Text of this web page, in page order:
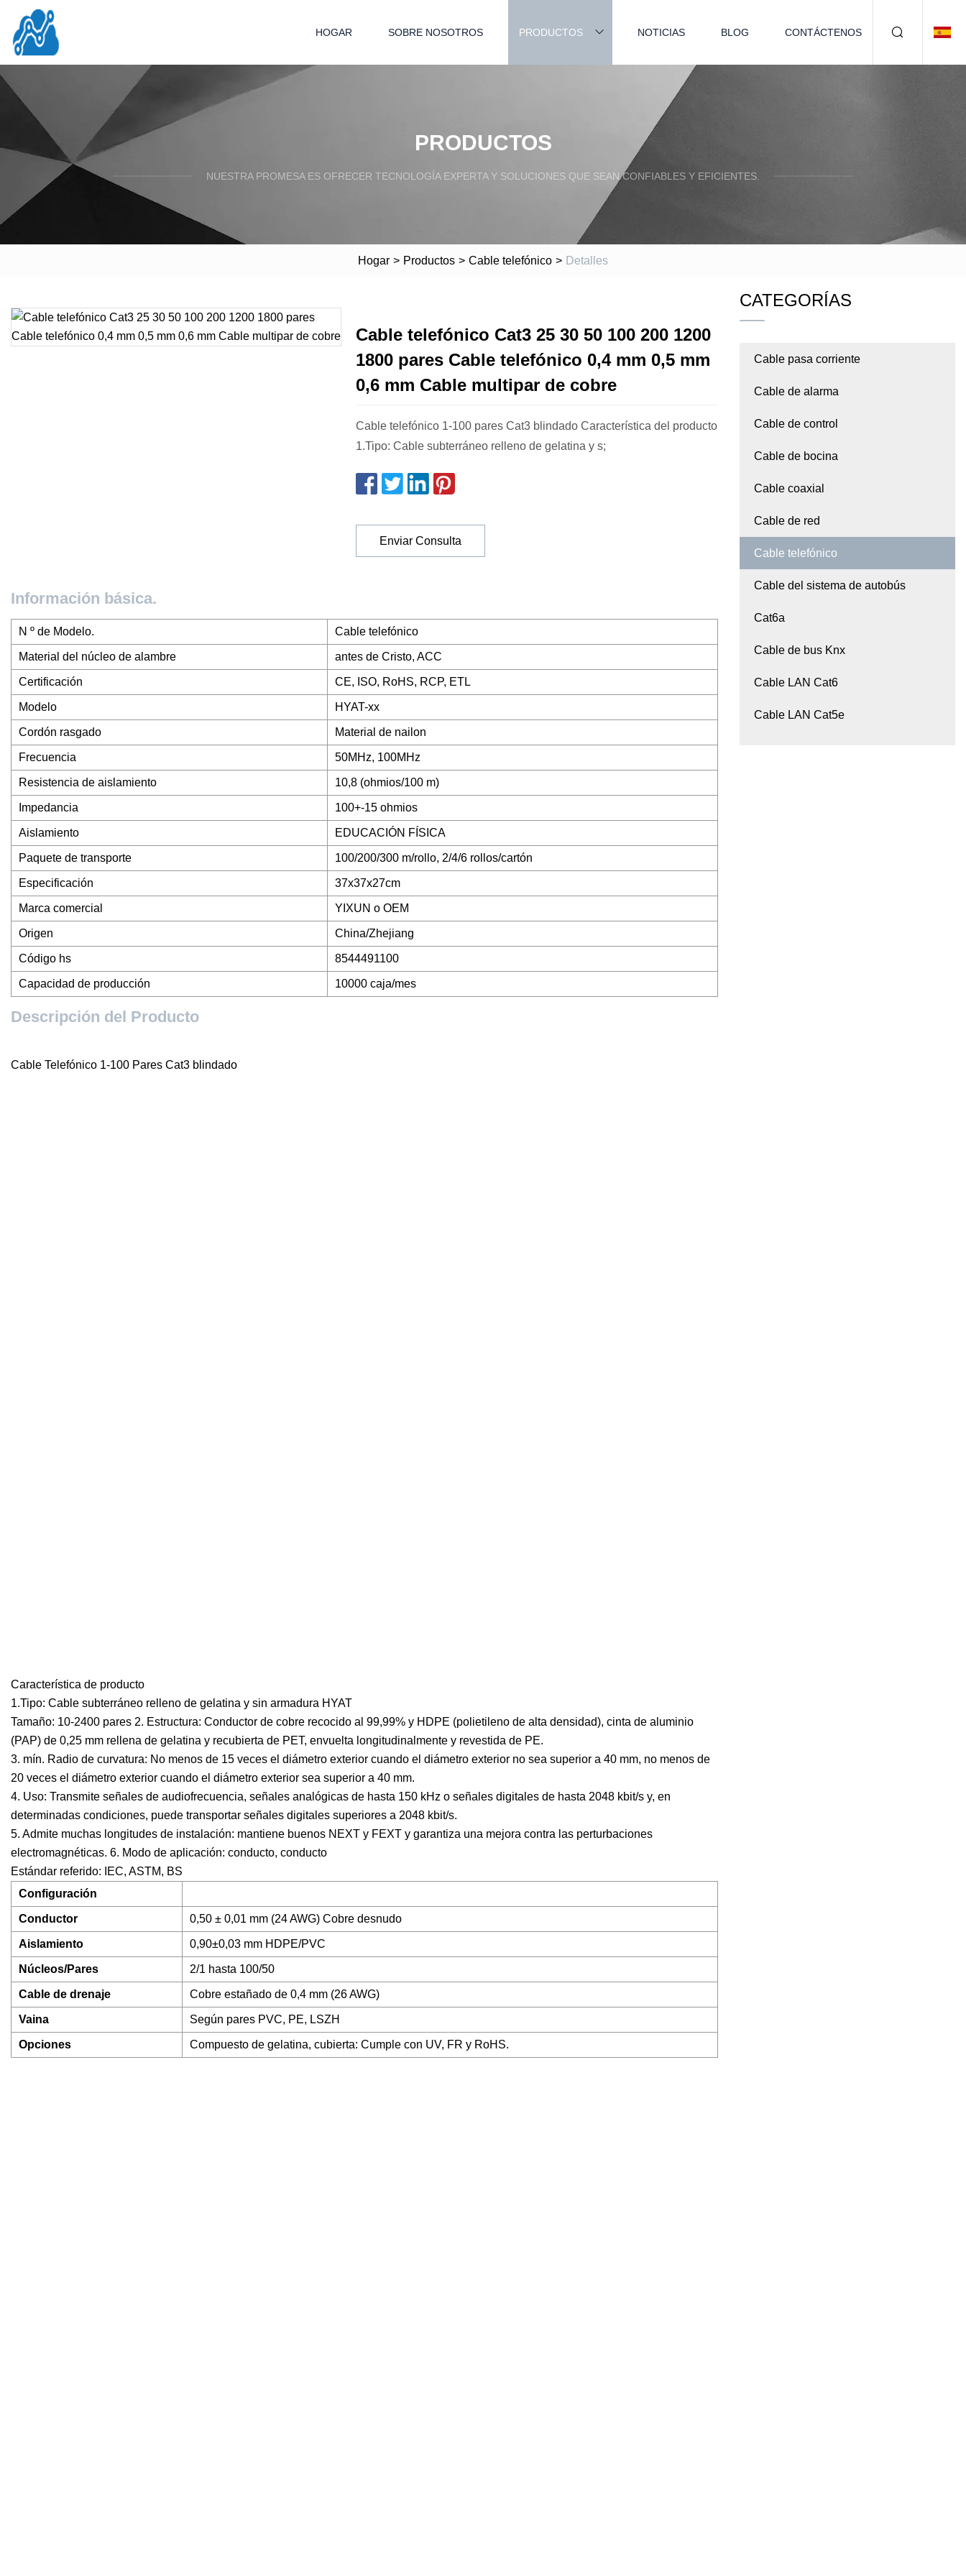
HOGAR SOBRE NOSOTROS PRODUCTOS NOTICIAS BLOG CONTÁCTENOS
PRODUCTOS
NUESTRA PROMESA ES OFRECER TECNOLOGÍA EXPERTA Y SOLUCIONES QUE SEAN CONFIABLES Y EFICIENTES.
Hogar > Productos > Cable telefónico > Detalles
Cable telefónico Cat3 25 30 50 100 200 1200
1800 pares Cable telefónico 0,4 mm 0,5 mm
0,6 mm Cable multipar de cobre
Cable telefónico 1-100 pares Cat3 blindado Característica del producto
1.Tipo: Cable subterráneo relleno de gelatina y s;
Enviar Consulta
Información básica.
N º de Modelo. Cable telefónico
Material del núcleo de alambre antes de Cristo, ACC
Certificación CE, ISO, RoHS, RCP, ETL
Modelo HYAT-xx
Cordón rasgado Material de nailon
Frecuencia 50MHz, 100MHz
Resistencia de aislamiento 10,8 (ohmios/100 m)
Impedancia 100+-15 ohmios
Aislamiento EDUCACIÓN FÍSICA
Paquete de transporte 100/200/300 m/rollo, 2/4/6 rollos/cartón
Especificación 37x37x27cm
Marca comercial YIXUN o OEM
Origen China/Zhejiang
Código hs 8544491100
Capacidad de producción 10000 caja/mes
Descripción del Producto
Cable Telefónico 1-100 Pares Cat3 blindado
Característica de producto
1.Tipo: Cable subterráneo relleno de gelatina y sin armadura HYAT
Tamaño: 10-2400 pares 2. Estructura: Conductor de cobre recocido al 99,99% y HDPE (polietileno de alta densidad), cinta de aluminio
(PAP) de 0,25 mm rellena de gelatina y recubierta de PET, envuelta longitudinalmente y revestida de PE.
3. mín. Radio de curvatura: No menos de 15 veces el diámetro exterior cuando el diámetro exterior no sea superior a 40 mm, no menos de
20 veces el diámetro exterior cuando el diámetro exterior sea superior a 40 mm.
4. Uso: Transmite señales de audiofrecuencia, señales analógicas de hasta 150 kHz o señales digitales de hasta 2048 kbit/s y, en
determinadas condiciones, puede transportar señales digitales superiores a 2048 kbit/s.
5. Admite muchas longitudes de instalación: mantiene buenos NEXT y FEXT y garantiza una mejora contra las perturbaciones
electromagnéticas. 6. Modo de aplicación: conducto, conducto
Estándar referido: IEC, ASTM, BS
Configuración
Conductor 0,50 ± 0,01 mm (24 AWG) Cobre desnudo
Aislamiento 0,90±0,03 mm HDPE/PVC
Núcleos/Pares 2/1 hasta 100/50
Cable de drenaje Cobre estañado de 0,4 mm (26 AWG)
Vaina Según pares PVC, PE, LSZH
Opciones Compuesto de gelatina, cubierta: Cumple con UV, FR y RoHS.
CATEGORÍAS
Cable pasa corriente
Cable de alarma
Cable de control
Cable de bocina
Cable coaxial
Cable de red
Cable telefónico
Cable del sistema de autobús
Cat6a
Cable de bus Knx
Cable LAN Cat6
Cable LAN Cat5e